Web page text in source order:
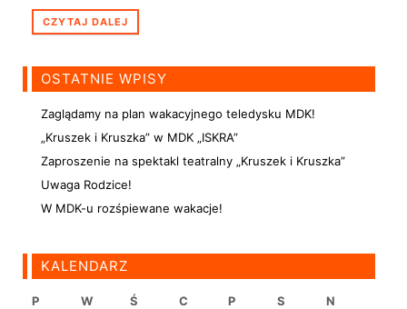
CZYTAJ DALEJ
OSTATNIE WPISY
Zaglądamy na plan wakacyjnego teledysku MDK!
„Kruszek i Kruszka” w MDK „ISKRA”
Zaproszenie na spektakl teatralny „Kruszek i Kruszka”
Uwaga Rodzice!
W MDK-u rozśpiewane wakacje!
KALENDARZ
P W Ś C P S
N